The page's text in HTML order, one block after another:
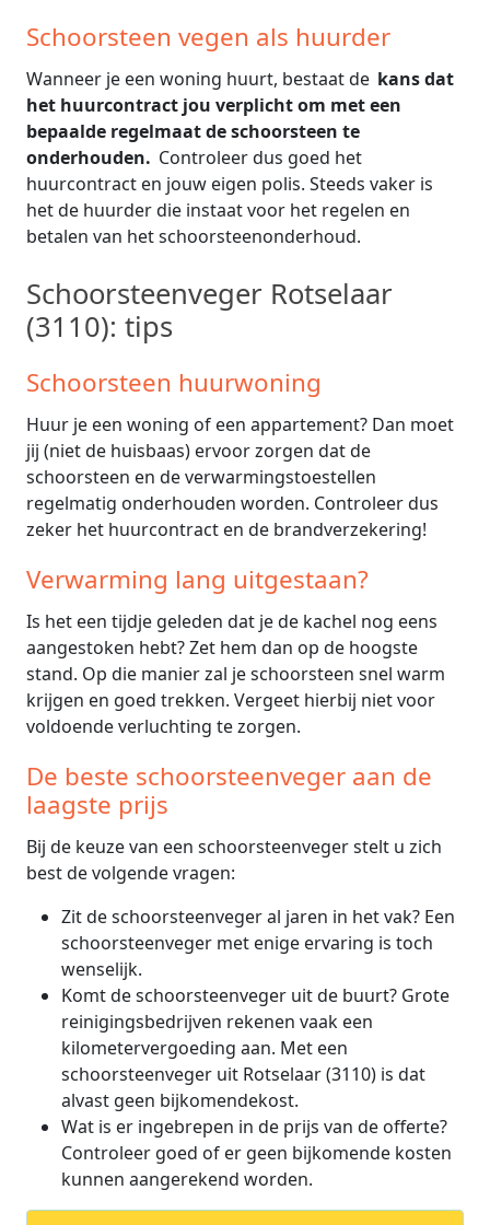
Schoorsteen vegen als huurder
Wanneer je een woning huurt, bestaat de kans dat
het huurcontract jou verplicht om met een
bepaalde regelmaat de schoorsteen te
onderhouden. Controleer dus goed het
huurcontract en jouw eigen polis. Steeds vaker is
het de huurder die instaat voor het regelen en
betalen van het schoorsteenonderhoud.
Schoorsteenveger Rotselaar
(3110): tips
Schoorsteen huurwoning
Huur je een woning of een appartement? Dan moet
jij (niet de huisbaas) ervoor zorgen dat de
schoorsteen en de verwarmingstoestellen
regelmatig onderhouden worden. Controleer dus
zeker het huurcontract en de brandverzekering!
Verwarming lang uitgestaan?
Is het een tijdje geleden dat je de kachel nog eens
aangestoken hebt? Zet hem dan op de hoogste
stand. Op die manier zal je schoorsteen snel warm
krijgen en goed trekken. Vergeet hierbij niet voor
voldoende verluchting te zorgen.
De beste schoorsteenveger aan de
laagste prijs
Bij de keuze van een schoorsteenveger stelt u zich
best de volgende vragen:
Zit de schoorsteenveger al jaren in het vak? Een
schoorsteenveger met enige ervaring is toch
wenselijk.
Komt de schoorsteenveger uit de buurt? Grote
reinigingsbedrijven rekenen vaak een
kilometervergoeding aan. Met een
schoorsteenveger uit Rotselaar (3110) is dat
alvast geen bijkomendekost.
Wat is er ingebrepen in de prijs van de offerte?
Controleer goed of er geen bijkomende kosten
kunnen aangerekend worden.